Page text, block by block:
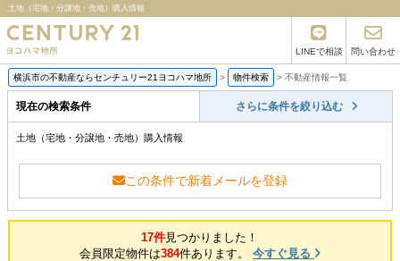
土地（宅地・分譲地・売地）購入情報
LINEで相談 問い合わせ
横浜市の不動産ならセンチュリー21ヨコハマ地所 > 物件検索 > 不動産情報一覧
現在の検索条件 さらに条件を絞り込む
土地（宅地・分譲地・売地）購入情報
この条件で新着メールを登録
17件見つかりました！
会員限定物件は384件あります。 今すぐ見る